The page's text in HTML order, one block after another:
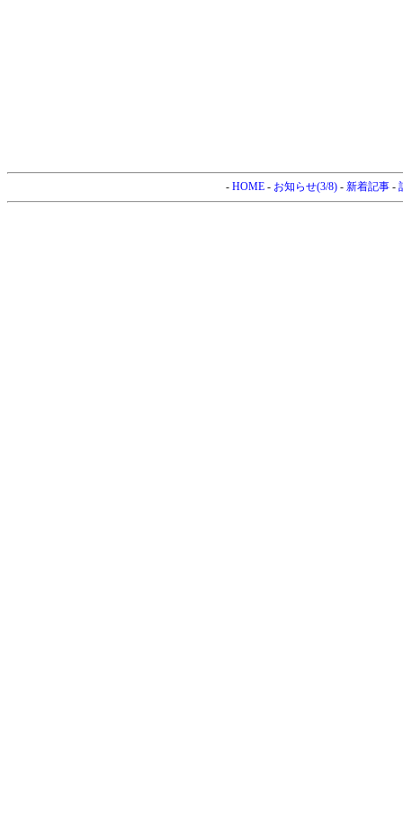
- HOME- お知らせ(3/8)- 新着記事-